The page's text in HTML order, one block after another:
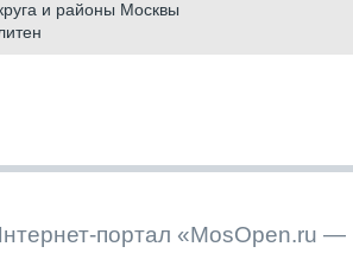
и районы Москвы
портал «MosOpen.ru —